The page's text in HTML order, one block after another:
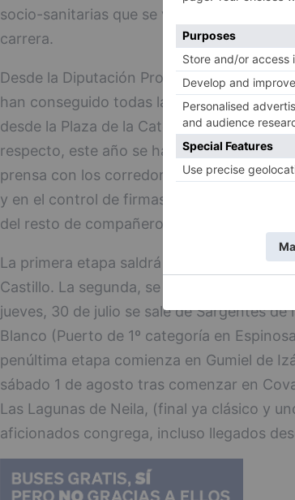
socio-sanitarias que se van a implantar en
carrera.
Desde la Diputación Provincial de Burgos,
han conseguido todas las autorizaciones
desde la Plaza de la Catedral se dé la
respecto, este año se ha suprimido todo
prensa con los corredores. Incluso no lo
y en el control de firmas, un ciclista
del resto de compañeros.
La primera etapa saldrá de la capital
Castillo. La segunda, se inicia en
jueves, 30 de julio se sale de Sargentes
Blanco (Puerto de 1º categoría en
penúltima etapa comienza en Gumiel de
sábado 1 de agosto tras comenzar en
Las Lagunas de Neila, (final ya clásico y
aficionados congrega, incluso llegados